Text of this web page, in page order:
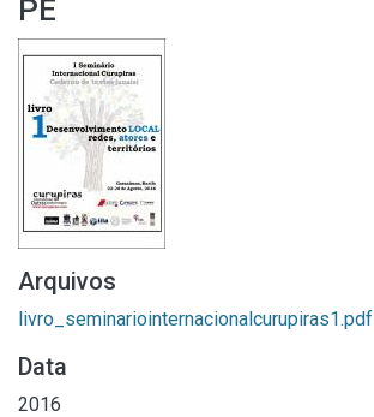
PE
Arquivos
livro_seminariointernacionalcurupiras1.pdf
Data
2016